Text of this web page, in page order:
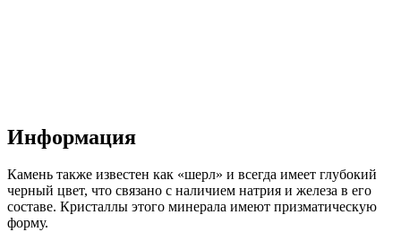
Информация
Камень также известен как «шерл» и всегда имеет глубокий
черный цвет, что связано с наличием натрия и железа в его
составе. Кристаллы этого минерала имеют призматическую
форму.